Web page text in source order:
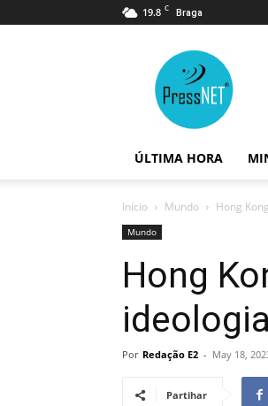
19.8 C Braga
ÚLTIMA HORA
Início Mundo Hong
Mundo
Hong
Por Redação E2 - May 18,
Partihar